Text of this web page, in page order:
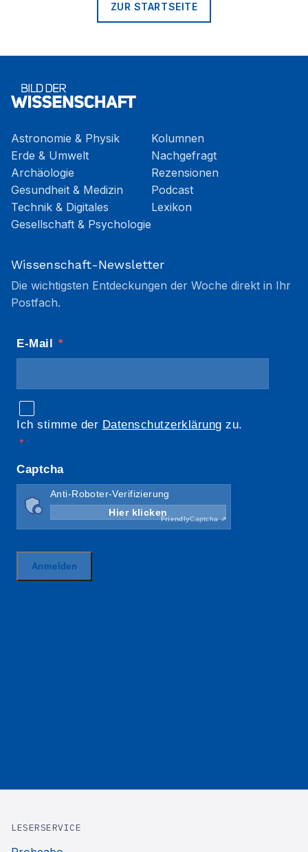
ZUR STARTSEITE
Astronomie & Physik
Erde & Umwelt
Archäologie
Gesundheit & Medizin
Technik & Digitales
Gesellschaft & Psychologie
Kolumnen
Nachgefragt
Rezensionen
Podcast
Lexikon
Wissenschaft-Newsletter
Die wichtigsten Entdeckungen der Woche direkt in Ihr
Postfach.
LESERSERVICE